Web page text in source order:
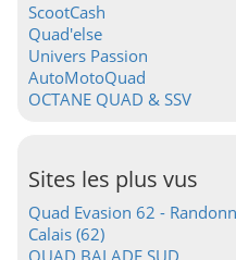
ScootCash
Quad'else
Univers Passion
AutoMotoQuad
OCTANE QUAD & SSV
Sites les plus vus
Quad Evasion 62 -
Calais (62)
QUAD BALADE SUD